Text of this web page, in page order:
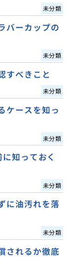
未分類
バーカップの
未分類
すべきこと
未分類
ケースを知っ
未分類
知っておく
未分類
に油汚れを落
未分類
されるか徹底